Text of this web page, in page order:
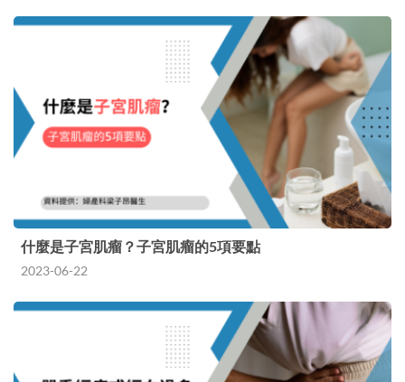
什麼是子宮肌瘤？子宮肌瘤的5項要點
2023-06-22